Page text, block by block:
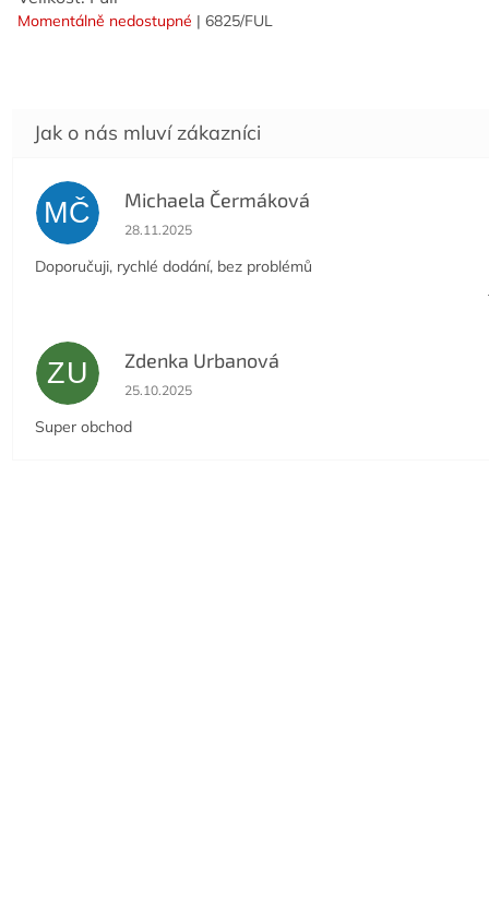
Momentálně nedostupné | 6825/FUL
MČ Michaela Čermáková
Hodnocení obchodu je 5 z 5 hvězdiček.
28.11.2025
Doporučuji, rychlé dodání, bez problémů
ZU Zdenka Urbanová
Hodnocení obchodu je 5 z 5 hvězdiček.
25.10.2025
Super obchod